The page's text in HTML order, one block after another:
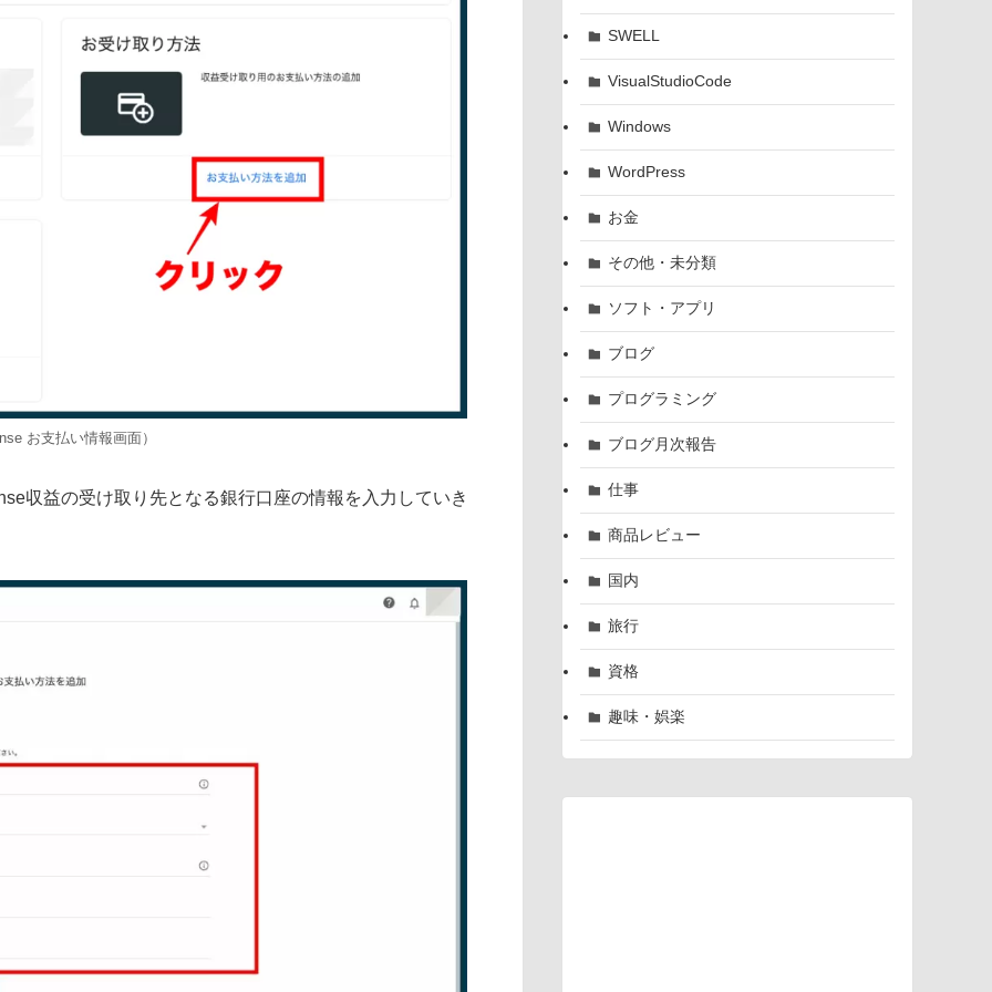
お支払い情報画面）
収益の受け取り先となる銀行口座の情報を入力していき
SWELL
VisualStudioCode
Windows
WordPress
お金
その他・未分類
ソフト・アプリ
ブログ
プログラミング
ブログ月次報告
仕事
商品レビュー
国内
旅行
資格
趣味・娯楽